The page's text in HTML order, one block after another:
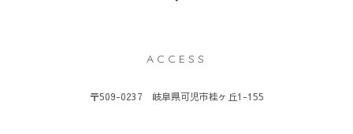
ACCESS
〒509-0237 岐阜県可児市桂ヶ丘1-155